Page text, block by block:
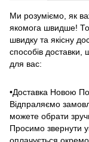
Ми розуміємо, як
якомога швидше!
швидку та якісну
способів
для вас:
•Доставка Новою
Відпраляємо
можете обрати
Просимо звернути